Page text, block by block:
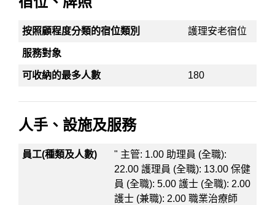
按照顧程度分類的宿位類別 護理安老宿位
服務對象
可收納的最多人數 180
人手、設施及服務
員工(種類及人數)
" 主管: 1.00 助理員 (全職):
22.00 護理員 (全職): 13.00 保健
員 (全職): 5.00 護士 (全職): 2.00
護士 (兼職): 2.00 職業治療師